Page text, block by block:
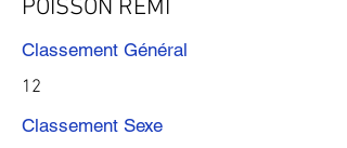
POISSON RÉMI
Classement Général
12
Classement Sexe